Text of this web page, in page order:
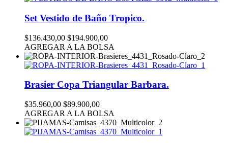
Set Vestido de Baño Tropico.
$136.430,00 $194.900,00
AGREGAR A LA BOLSA
Brasier Copa Triangular Barbara.
$35.960,00 $89.900,00
AGREGAR A LA BOLSA